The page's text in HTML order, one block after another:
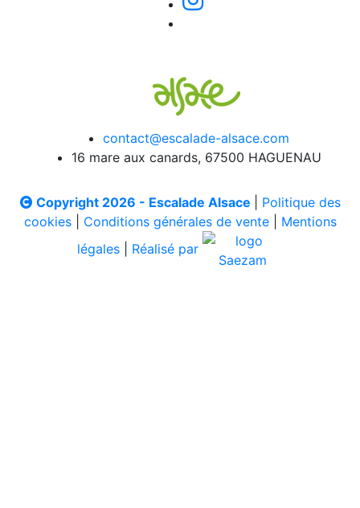
contact@escalade-alsace.com
16 mare aux canards, 67500 HAGUENAU
Copyright 2026 - Escalade Alsace
Politique des
cookies| Conditions générales de vente| Mentions
légales
Réalisé par